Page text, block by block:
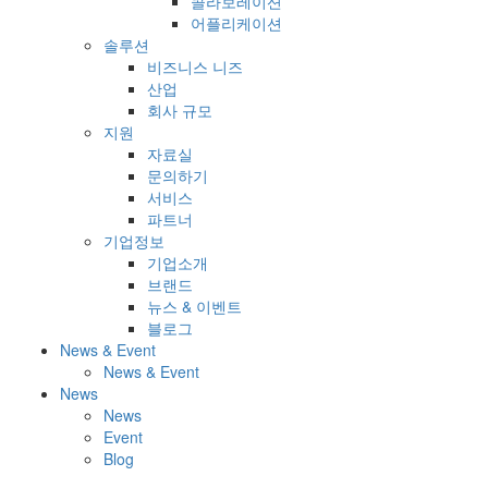
어플리케이션
솔루션
비즈니스 니즈
산업
회사 규모
지원
자료실
문의하기
서비스
파트너
기업정보
기업소개
브랜드
뉴스 & 이벤트
블로그
News & Event
News & Event
News
News
Event
Blog